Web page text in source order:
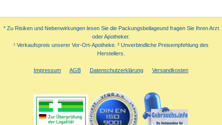
* Zu Risiken und Nebenwirkungen lesen Sie die Packungsbeilageund fragen Sie Ihren Arzt
oder Apotheker.
¹ Verkaufspreis unserer Vor-Ort-Apotheke. ² Unverbindliche Preisempfehlung des
Herstellers.
Impressum AGB Datenschutzerklärung Versandkosten